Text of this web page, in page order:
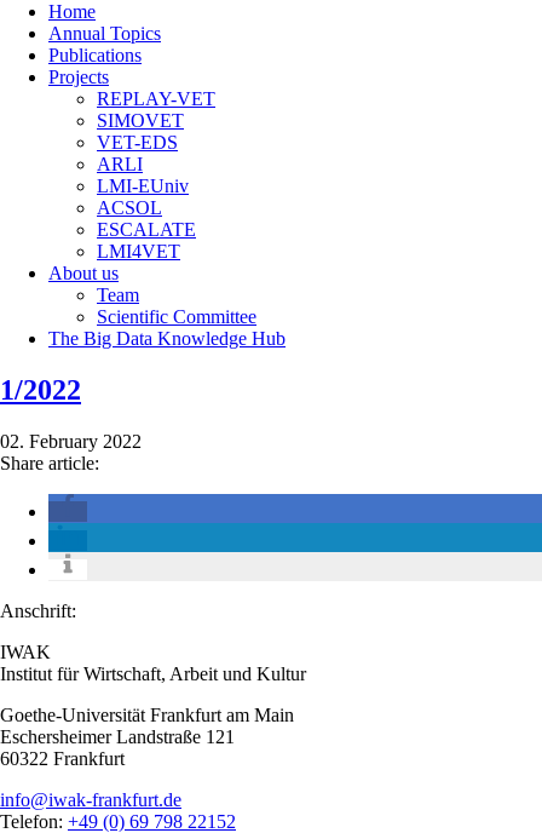
Home
Annual Topics
Publications
Projects
REPLAY-VET
SIMOVET
VET-EDS
ARLI
LMI-EUniv
ACSOL
ESCALATE
LMI4VET
About us
Team
Scientific Committee
The Big Data Knowledge Hub
1/2022
02. February 2022
Share article:
Anschrift:
IWAK
Institut für Wirtschaft, Arbeit und Kultur
Goethe-Universität Frankfurt am Main
Eschersheimer Landstraße 121
60322 Frankfurt
info@iwak-frankfurt.de
Telefon: +49 (0) 69 798 22152